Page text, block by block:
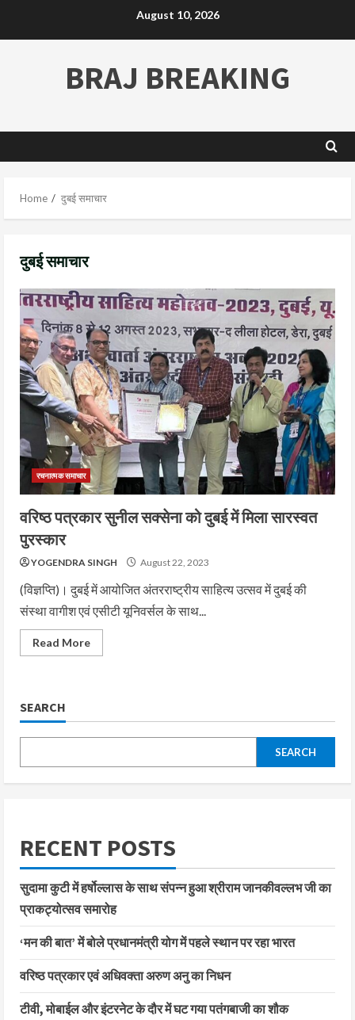
August 10, 2026
BRAJ BREAKING
Home दुबई समाचार
दुबई समाचार
रचनात्मक समाचार
वरिष्ठ पत्रकार सुनील सक्सेना को दुबई में मिला सारस्वत
पुरस्कार
YOGENDRA SINGH August 22, 2023
(विज्ञप्ति)। दुबई में आयोजित अंतरराष्ट्रीय साहित्य उत्सव में दुबई की
संस्था वागीश एवं एसीटी यूनिवर्सल के साथ...
Read More
SEARCH
SEARCH
RECENT POSTS
सुदामा कुटी में हर्षोल्लास के साथ संपन्न हुआ श्रीराम जानकीवल्लभ जी का
प्राकट्योत्सव समारोह
‘मन की बात’ में बोले प्रधानमंत्री योग में पहले स्थान पर रहा भारत
वरिष्ठ पत्रकार एवं अधिवक्ता अरुण अनु का निधन
टीवी, मोबाईल और इंटरनेट के दौर में घट गया पतंगबाजी का शौक